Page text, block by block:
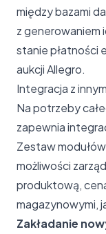
między bazami
z generowaniem
stanie płatności
aukcji Allegro.
Integracja z
Na potrzeby
zapewnia
Zestaw
możliwości
produktową,
magazynowymi,
Zakładanie